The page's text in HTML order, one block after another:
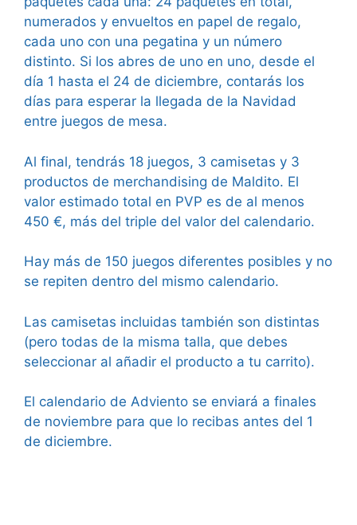
numerados y envueltos en papel de regalo,
cada uno con una pegatina y un número
distinto. Si los abres de uno en uno, desde el
día 1 hasta el 24 de diciembre, contarás los
días para esperar la llegada de la Navidad
entre juegos de mesa.
Al final, tendrás 18 juegos, 3 camisetas y 3
productos de merchandising de Maldito. El
valor estimado total en PVP es de al menos
450 €, más del triple del valor del calendario.
Hay más de 150 juegos diferentes posibles y no
se repiten dentro del mismo calendario.
Las camisetas incluidas también son distintas
(pero todas de la misma talla, que debes
seleccionar al añadir el producto a tu carrito).
El calendario de Adviento se enviará a finales
de noviembre para que lo recibas antes del 1
de diciembre.